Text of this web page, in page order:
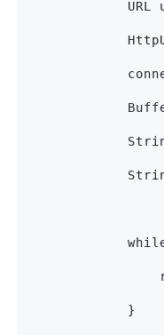
URL
            }